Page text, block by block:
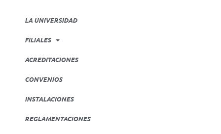
LA UNIVERSIDAD
FILIALES
ACREDITACIONES
CONVENIOS
INSTALACIONES
REGLAMENTACIONES